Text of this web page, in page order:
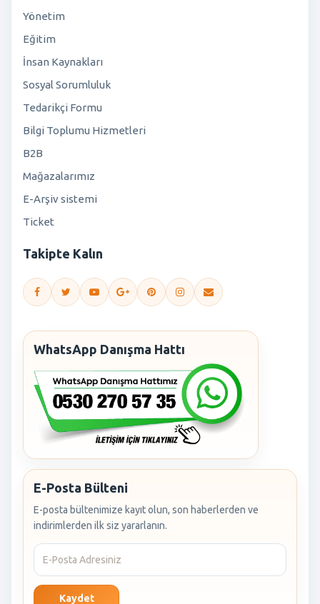
Yönetim
Eğitim
İnsan Kaynakları
Sosyal Sorumluluk
Tedarikçi Formu
Bilgi Toplumu Hizmetleri
B2B
Mağazalarımız
E-Arşiv sistemi
Ticket
Takipte Kalın
WhatsApp Danışma Hattı
E-Posta Bülteni
E-posta bültenimize kayıt olun, son haberlerden ve
indirimlerden ilk siz yararlanın.
Kaydet